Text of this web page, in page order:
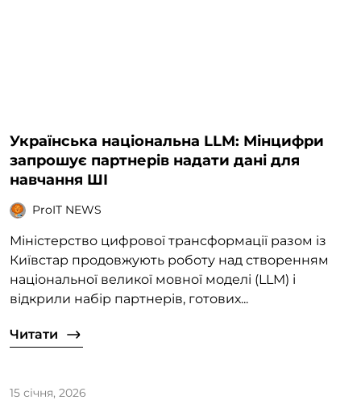
Українська національна LLM: Мінцифри
запрошує партнерів надати дані для
навчання ШІ
ProIT NEWS
Міністерство цифрової трансформації разом із
Київстар продовжують роботу над створенням
національної великої мовної моделі (LLM) і
відкрили набір партнерів, готових...
Читати
15 січня, 2026